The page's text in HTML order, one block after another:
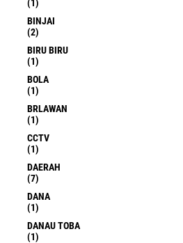
(1)
BINJAI
(2)
BIRU BIRU
(1)
BOLA
(1)
BRLAWAN
(1)
CCTV
(1)
DAERAH
(7)
DANA
(1)
DANAU TOBA
(1)